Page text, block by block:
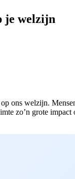
je welzijn
ons welzijn.
zo’n grote